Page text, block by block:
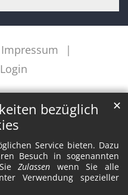
bezüglich
Service bieten. Dazu
Besuch in sogenannten
SieZulassen wenn Sie alle
Verwendung spezieller
✕
Impressum
Login